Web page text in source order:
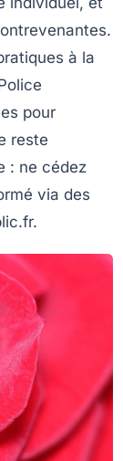
à la
pour
reste
: ne cédez
via des